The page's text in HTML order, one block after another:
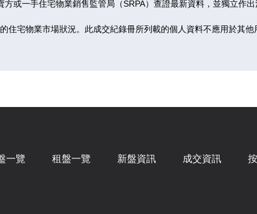
或一手住宅物業銷售監管局（SRPA）查證最新資料，並獨立作
宅物業市場狀況。此成交紀錄冊所列載的個人資料不應用於其他
一覽 租盤一覽 新盤資訊 成交資訊